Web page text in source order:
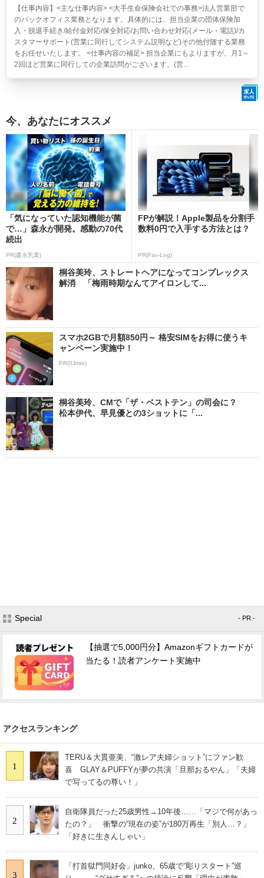
【仕事内容】<主な仕事内容> <大手生命保険会社での事務>法人営業部で
のバックオフィス業務となります。具体的には、担当企業の団体保険加
入・脱退手続き/給付金対応/保全対応/お問い合わせ対応(メール・電話)/カ
スタマーサポート(営業に同行してシステム説明など)その他付随する業務
をお任せいたします。 <仕事内容の補足> 担当企業にもよりますが、月1～
2回ほど営業に同行しての企業訪問がございます。(営...
今、あなたにオススメ
「気になっていた認知機能が菌
で…」森永が開発。感動の70代
続出
PR(森永乳業)
FPが解説！Apple製品を分割手
数料0円で入手する方法とは？
PR(Fav-Log)
桐谷美玲、ストレートヘアになってコンプレックス
解消 「梅雨時期なんてアイロンして...
スマホ2GBで月額850円～ 格安SIMをお得に使うキ
ャンペーン実施中！
PR(IIJmio)
桐谷美玲、CMで「ザ・ベストテン」の司会に？
松本伊代、早見優との3ショットに「...
Special - PR -
【抽選で5,000円分】Amazonギフトカードが
当たる！読者アンケート実施中
アクセスランキング
1
TERU＆大貫亜美、“激レア夫婦ショット”にファン歓
喜 GLAY＆PUFFYが夢の共演「旦那おるやん」「夫婦
で写ってるの尊い！」
2
自衛隊員だった25歳男性→10年後……「マジで何があっ
たの？」 衝撃の“現在の姿”が180万再生「別人…？」
「好きに生きんしゃい」
3
「打首獄門同好会」junko、65歳で“彫りスタート”巡